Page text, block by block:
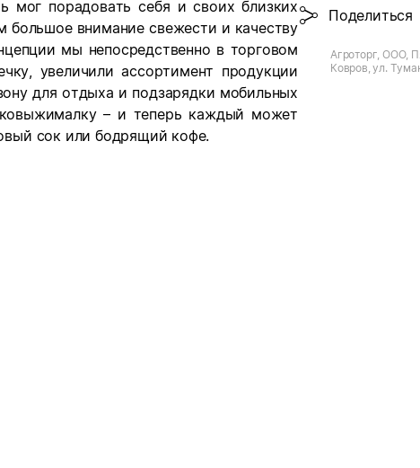
порадовать себя и своих близких
внимание свежести и качеству
мы непосредственно в торговом
увеличили ассортимент продукции
для отдыха и подзарядки мобильных
– и теперь каждый может
сок или бодрящий кофе.
Поделиться
Агроторг, ООО,
Ковров, ул.